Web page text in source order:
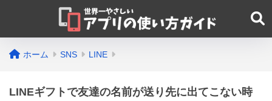
ホーム SNS LINE
LINEギフトで友達の名前が送り先に出てこない時